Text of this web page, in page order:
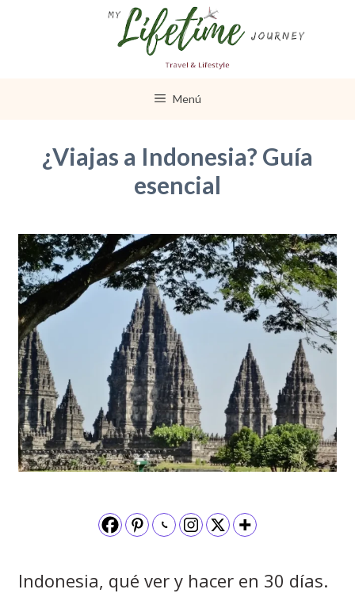
Menú
¿Viajas a Indonesia? Guía
esencial
Indonesia, qué ver y hacer en 30 días.